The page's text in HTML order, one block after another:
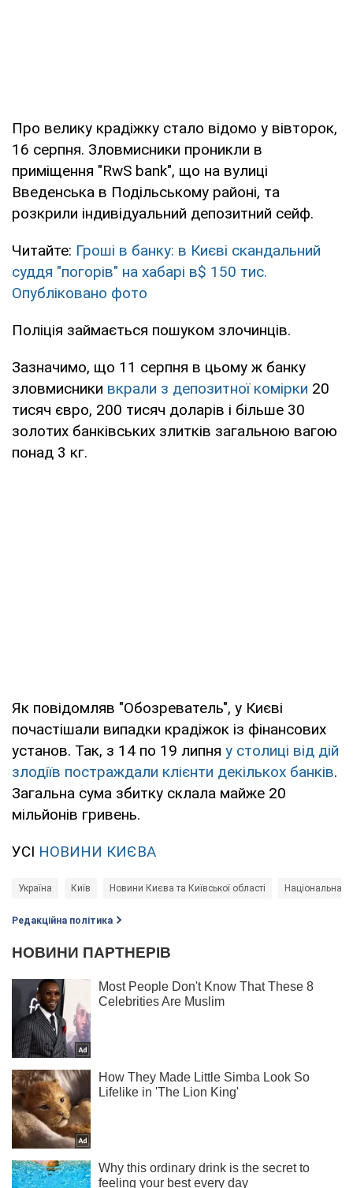
Про велику крадіжку стало відомо у вівторок,
16 серпня. Зловмисники проникли в
приміщення "RwS bank", що на вулиці
Введенська в Подільському районі, та
розкрили індивідуальний депозитний сейф.
Читайте: Гроші в банку: в Києві скандальний
суддя "погорів" на хабарі в$ 150 тис.
Опубліковано фото
Поліція займається пошуком злочинців.
Зазначимо, що 11 серпня в цьому ж банку
зловмисники вкрали з депозитної комірки 20
тисяч євро, 200 тисяч доларів і більше 30
золотих банківських злитків загальною вагою
понад 3 кг.
Як повідомляв "Обозреватель", у Києві
почастішали випадки крадіжок із фінансових
установ. Так, з 14 по 19 липня у столиці від дій
злодіїв постраждали клієнти декількох банків.
Загальна сума збитку склала майже 20
мільйонів гривень.
УСІ НОВИНИ КИЄВА
Україна Київ Новини Києва та Київської області Національна
Редакційна політика